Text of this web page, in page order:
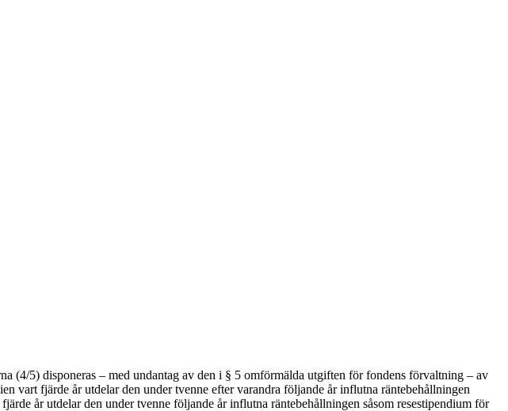
(4/5) disponeras – med undantag av den i § 5 omförmälda utgiften för fondens förvaltning – av
vart fjärde år utdelar den under tvenne efter varandra följande år influtna räntebehållningen
år utdelar den under tvenne följande år influtna räntebehållningen såsom resestipendium för